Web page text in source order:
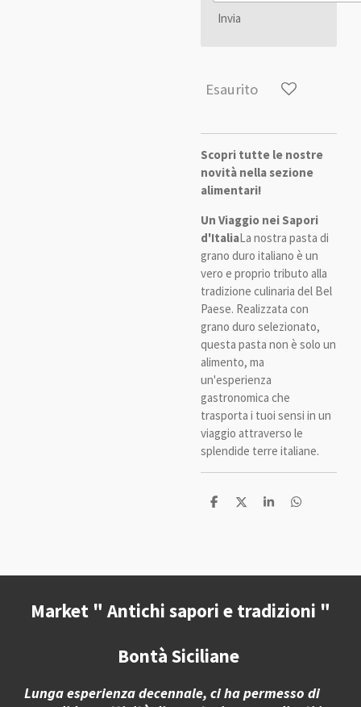
Invia
Esaurito
Scopri tutte le nostre
novità nella sezione
alimentari!
Un Viaggio nei Sapori
d'ItaliaLa nostra pasta di
grano duro italiano è un
vero e proprio tributo alla
tradizione culinaria del Bel
Paese. Realizzata con
grano duro selezionato,
questa pasta non è solo un
alimento, ma
un'esperienza
gastronomica che
trasporta i tuoi sensi in un
viaggio attraverso le
splendide terre italiane.
C
i
i
C
i
i
C
i
i
C
i
Market " Antichi sapori e tradizioni "
Bontà Siciliane
Lunga esperienza decennale, ci ha permesso di